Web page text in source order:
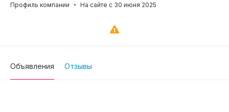
Профиль компании
На сайте с 30 июня 2025
Объявления Отзывы